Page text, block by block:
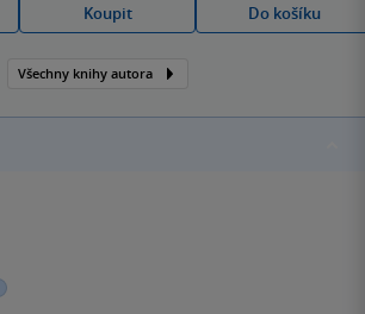
Koupit
Do košíku
Všechny knihy autora